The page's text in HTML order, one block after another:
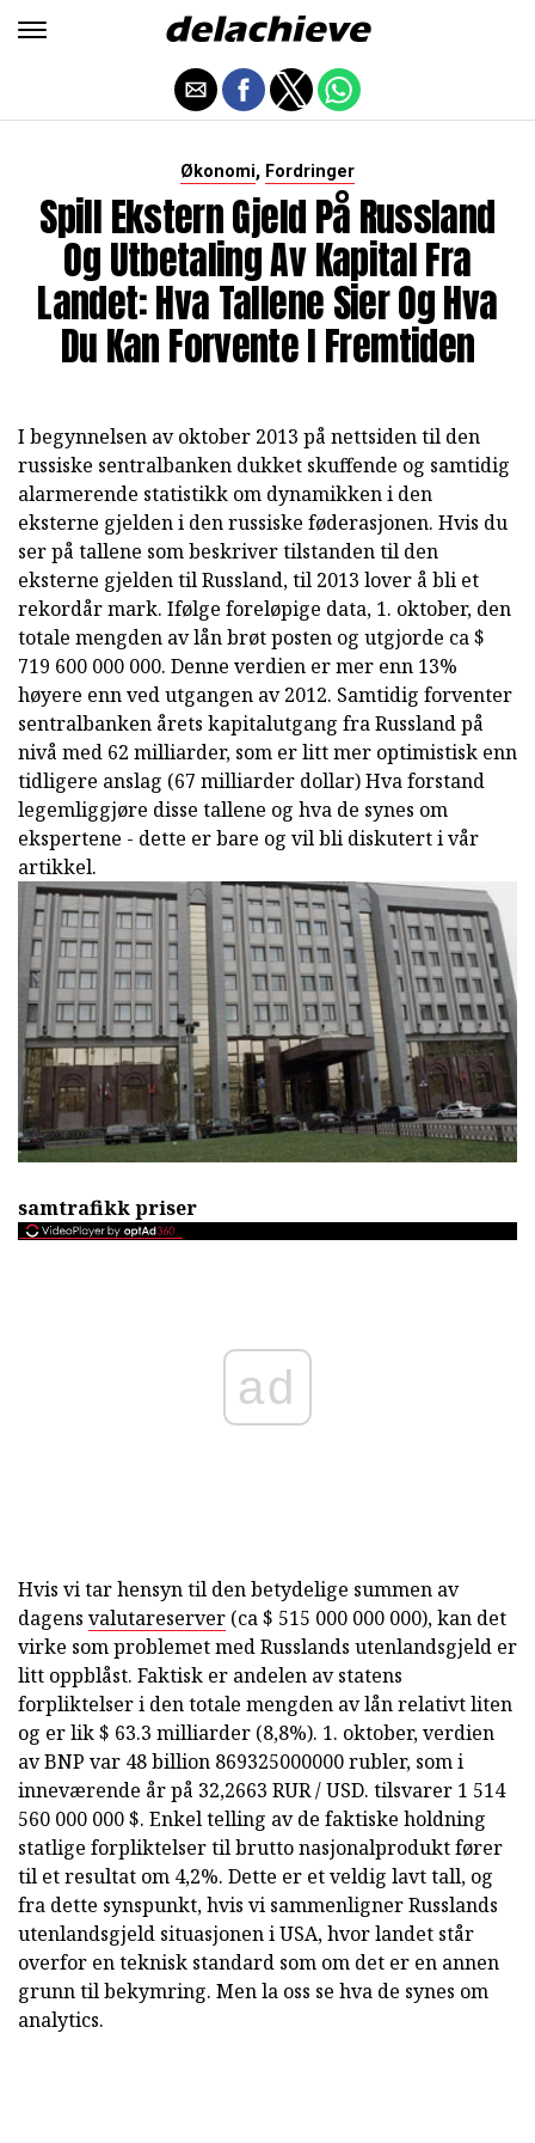
Økonomi, Fordringer
Spill Ekstern Gjeld På Russland
Og Utbetaling Av Kapital Fra
Landet: Hva Tallene Sier Og Hva
Du Kan Forvente I Fremtiden
I begynnelsen av oktober 2013 på nettsiden til den
russiske sentralbanken dukket skuffende og samtidig
alarmerende statistikk om dynamikken i den
eksterne gjelden i den russiske føderasjonen. Hvis du
ser på tallene som beskriver tilstanden til den
eksterne gjelden til Russland, til 2013 lover å bli et
rekordår mark. Ifølge foreløpige data, 1. oktober, den
totale mengden av lån brøt posten og utgjorde ca $
719 600 000 000. Denne verdien er mer enn 13%
høyere enn ved utgangen av 2012. Samtidig forventer
sentralbanken årets kapitalutgang fra Russland på
nivå med 62 milliarder, som er litt mer optimistisk enn
tidligere anslag (67 milliarder dollar) Hva forstand
legemliggjøre disse tallene og hva de synes om
ekspertene - dette er bare og vil bli diskutert i vår
artikkel.
samtrafikk priser
ad
Hvis vi tar hensyn til den betydelige summen av
dagens valutareserver (ca $ 515 000 000 000), kan det
virke som problemet med Russlands utenlandsgjeld er
litt oppblåst. Faktisk er andelen av statens
forpliktelser i den totale mengden av lån relativt liten
og er lik $ 63.3 milliarder (8,8%). 1. oktober, verdien
av BNP var 48 billion 869325000000 rubler, som i
inneværende år på 32,2663 RUR / USD. tilsvarer 1 514
560 000 000 $. Enkel telling av de faktiske holdning
statlige forpliktelser til brutto nasjonalprodukt fører
til et resultat om 4,2%. Dette er et veldig lavt tall, og
fra dette synspunkt, hvis vi sammenligner Russlands
utenlandsgjeld situasjonen i USA, hvor landet står
overfor en teknisk standard som om det er en annen
grunn til bekymring. Men la oss se hva de synes om
analytics.